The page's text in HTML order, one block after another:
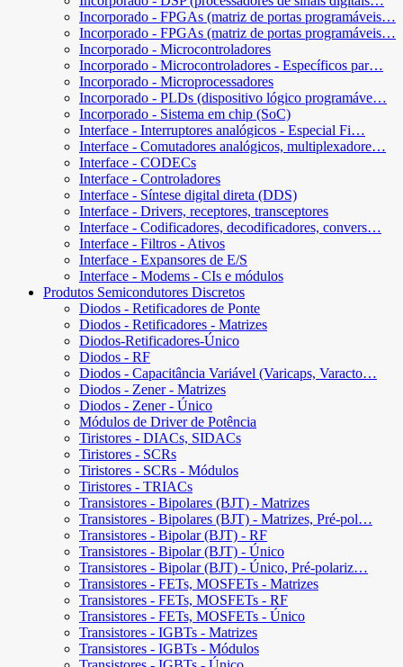
Incorporado - FPGAs (matriz de portas programáveis…
Incorporado - FPGAs (matriz de portas programáveis…
Incorporado - Microcontroladores
Incorporado - Microcontroladores - Específicos par…
Incorporado - Microprocessadores
Incorporado - PLDs (dispositivo lógico programáve…
Incorporado - Sistema em chip (SoC)
Interface - Interruptores analógicos - Especial Fi…
Interface - Comutadores analógicos, multiplexadore…
Interface - CODECs
Interface - Controladores
Interface - Síntese digital direta (DDS)
Interface - Drivers, receptores, transceptores
Interface - Codificadores, decodificadores, convers…
Interface - Filtros - Ativos
Interface - Expansores de E/S
Interface - Modems - CIs e módulos
Produtos Semicondutores Discretos
Diodos - Retificadores de Ponte
Diodos - Retificadores - Matrizes
Diodos-Retificadores-Único
Diodos - RF
Diodos - Capacitância Variável (Varicaps, Varacto…
Diodos - Zener - Matrizes
Diodos - Zener - Único
Módulos de Driver de Potência
Tiristores - DIACs, SIDACs
Tiristores - SCRs
Tiristores - SCRs - Módulos
Tiristores - TRIACs
Transistores - Bipolares (BJT) - Matrizes
Transistores - Bipolares (BJT) - Matrizes, Pré-pol…
Transistores - Bipolar (BJT) - RF
Transistores - Bipolar (BJT) - Único
Transistores - Bipolar (BJT) - Único, Pré-polariz…
Transistores - FETs, MOSFETs - Matrizes
Transistores - FETs, MOSFETs - RF
Transistores - FETs, MOSFETs - Único
Transistores - IGBTs - Matrizes
Transistores - IGBTs - Módulos